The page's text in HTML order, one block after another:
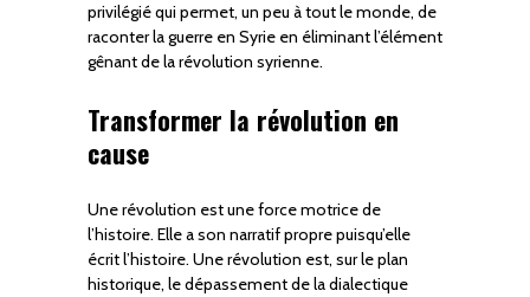
privilégié qui permet, un peu à tout le monde, de
raconter la guerre en Syrie en éliminant l’élément
gênant de la révolution syrienne.
Transformer la révolution en
cause
Une révolution est une force motrice de
l’histoire. Elle a son narratif propre puisqu’elle
écrit l’histoire. Une révolution est, sur le plan
historique, le dépassement de la dialectique